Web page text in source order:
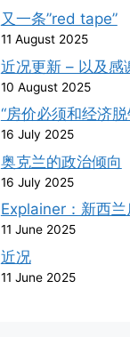
又一条”red tape”
11 August 2025
近况更新 – 以及感
10 August 2025
“房价必须和经济脱
16 July 2025
奥克兰的政治倾向
16 July 2025
Explainer：新西
11 June 2025
近况
11 June 2025